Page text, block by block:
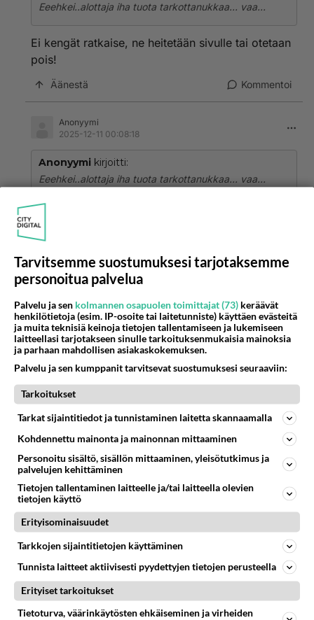
Eeehkei..alottaja iha tuota tarkottanukkaa... vaa...
Ei kengät ratkaise, ne heitetään sivulle tai otetaan
pois!
Äänestä Kommentoi
Anonyymi
2025-12-11 00:08:18
Anonyymi kirjoitti:
Eeehkei..alottaja iha tuota tarkottanukkaa... vaa...
Joo ei ne katukäyttöön oo......
Anonyymi
2025-12-11 04:02:30
Totisesti veliseni! Eipä kengän korot kapsa eikä
myöskään suut napsa.
Äänestä Kommentoi
Anonyymi
Kuotesahon Markukselle ne passaa niinku pässi
satulaan...oli kesä tai talavi
Äänestä Kommentoi
Tarvitsemme suostumuksesi tarjotaksemme
personoitua palvelua
Palvelu ja sen kolmannen osapuolen toimittajat (73) keräävät
henkilötietoja (esim. IP-osoite tai laitetunniste) käyttäen evästeitä
ja muita teknisiä keinoja tietojen tallentamiseen ja lukemiseen
laitteellasi tarjotakseen sinulle tarkoituksenmukaisia mainoksia
ja parhaan mahdollisen asiakaskokemuksen.
Palvelu ja sen kumppanit tarvitsevat suostumuksesi seuraaviin:
Tarkoitukset
Tarkat sijaintitiedot ja tunnistaminen laitetta skannaamalla
Kohdennettu mainonta ja mainonnan mittaaminen
Personoitu sisältö, sisällön mittaaminen, yleisötutkimus ja
palvelujen kehittäminen
Tietojen tallentaminen laitteelle ja/tai laitteella olevien
tietojen käyttö
Erityisominaisuudet
Tarkkojen sijaintitietojen käyttäminen
Tunnista laitteet aktiivisesti pyydettyjen tietojen perusteella
Erityiset tarkoitukset
Tietoturva, väärinkäytösten ehkäiseminen ja virheiden